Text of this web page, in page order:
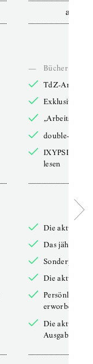
ab
—
Bücher online
TdZ-Artikel
Exklusive
double-
lesen
Die aktuelle
Das jährliche
Die aktuelle
Persönliches
erworbenen
Die aktuelle
Ausgabe